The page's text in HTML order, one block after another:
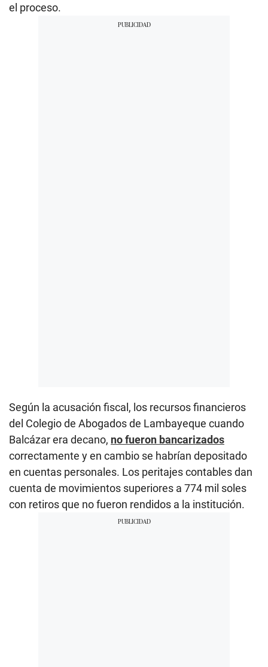
el proceso.
Según la acusación fiscal, los recursos financieros
del Colegio de Abogados de Lambayeque cuando
Balcázar era decano, no fueron bancarizados
correctamente y en cambio se habrían depositado
en cuentas personales. Los peritajes contables dan
cuenta de movimientos superiores a 774 mil soles
con retiros que no fueron rendidos a la institución.